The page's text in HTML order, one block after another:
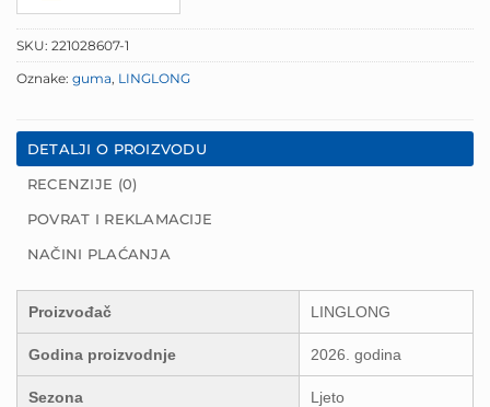
SKU: 221028607-1
Oznake: guma, LINGLONG
DETALJI O PROIZVODU
RECENZIJE (0)
POVRAT I REKLAMACIJE
NAČINI PLAĆANJA
Proizvođač LINGLONG
Godina proizvodnje 2026. godina
Sezona Ljeto